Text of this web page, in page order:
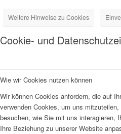
Weitere Hinweise zu Cookies
Cookie- und
Wie wir Cookies nutzen können
Wir können Cookies anfordern, die auf
verwenden Cookies, um uns
besuchen, wie Sie mit uns interagieren,
Ihre Beziehung zu unserer Website